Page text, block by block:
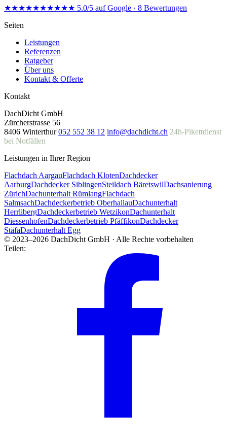
★★★★★★★★★★ 5.0/5 auf Google · 8 Bewertungen
Seiten
Leistungen
Referenzen
Ratgeber
Über uns
Kontakt & Offerte
Kontakt
DachDicht GmbH
Zürcherstrasse 56
8406 Winterthur 052 552 38 12 info@dachdicht.ch 24h-Pikettdienst
bei Notfällen
Leistungen in Ihrer Region
Flachdach AargauFlachdach KlotenDachdecker
AarburgDachdecker SiblingenSteildach BäretswilDachsanierung
ZürichDachunterhalt RümlangFlachdach
SalmsachDachdeckerbetrieb OberhallauDachunterhalt
HerrlibergDachdeckerbetrieb WetzikonDachunterhalt
DiessenhofenDachdeckerbetrieb PfäffikonDachdecker
StäfaDachunterhalt Egg
© 2023–2026 DachDicht GmbH · Alle Rechte vorbehalten
Teilen: